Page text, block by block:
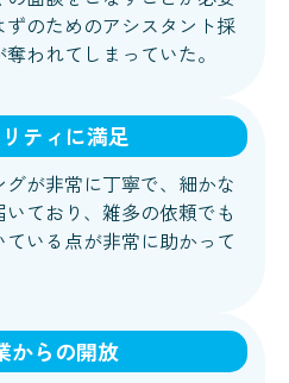
のためのアシスタント採
われてしまっていた。
ティに満足
が非常に丁寧で、細かな
ており、雑多の依頼でも
いる点が非常に助かって
からの開放